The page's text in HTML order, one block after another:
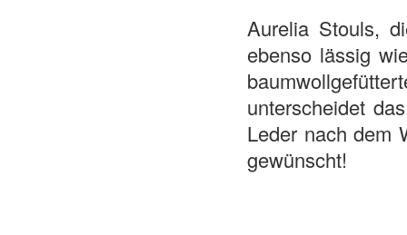
Aurelia Stouls,
ebenso lässig
unterscheidet
Leder nach dem
gewünscht!